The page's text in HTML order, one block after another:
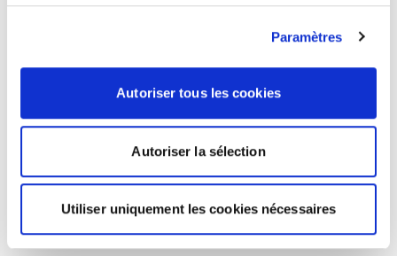
Paramètres
Autoriser tous les cookies
Autoriser la sélection
Utiliser uniquement les cookies nécessaires